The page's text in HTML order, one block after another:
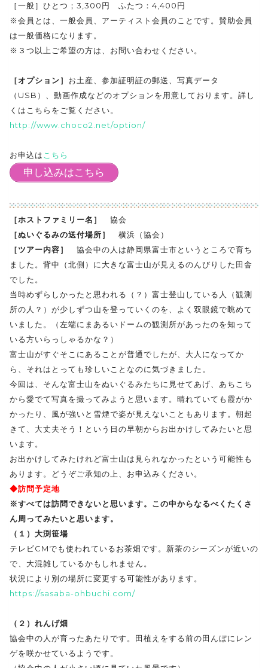
［一般］ひとつ；3,300円 ふたつ：4,400円
※会員とは、一般会員、アーティスト会員のことです。賛助会員
は一般価格になります。
※３つ以上ご希望の方は、お問い合わせください。
［オプション］ お土産、参加証明証の郵送、写真データ
（USB）、動画作成などのオプションを用意しております。詳し
くはこちらをご覧ください。
http://www.choco2.net/option/
お申込は こちら
申し込みはこちら
［ホストファミリー名］
協会
［ぬいぐるみの送付場所］
横浜（協会）
［ツアー内容］
協会中の人は静岡県富士市というところで育ち
ました。背中（北側）に大きな富士山が見えるのんびりした田舎
でした。
当時めずらしかったと思われる（？）富士登山している人（観測
所の人？）が少しずつ山を登っていくのを、よく双眼鏡で眺めて
いました。（左端にまあるいドームの観測所があったのを知って
いる方いらっしゃるかな？）
富士山がすぐそこにあることが普通でしたが、大人になってか
ら、それはとっても珍しいことなのに気づきました。
今回は、そんな富士山をぬいぐるみたちに見せてあげ、あちこち
から愛でて写真を撮ってみようと思います。晴れていても霞がか
かったり、風が強いと雪煙で姿が見えないこともあります。朝起
きて、大丈夫そう！という日の早朝からお出かけしてみたいと思
います。
お出かけしてみたけれど富士山は見られなかったという可能性も
あります。どうぞご承知の上、お申込みください。
◆訪問予定地
※すべては訪問できないと思います。この中からなるべくたくさ
ん周ってみたいと思います。
（１）大渕笹場
テレビCMでも使われているお茶畑です。新茶のシーズンが近いの
で、大混雑しているかもしれません。
状況により別の場所に変更する可能性があります。
https://sasaba-ohbuchi.com/
（２）れんげ畑
協会中の人が育ったあたりです。田植えをする前の田んぼにレン
ゲを咲かせているようです。